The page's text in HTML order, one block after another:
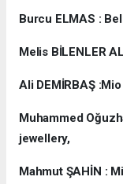
Burcu ELMAS :
Melis BİLENLER
Ali DEMİRBAŞ
Muhammed
jewellery,
Mahmut ŞAHİN :